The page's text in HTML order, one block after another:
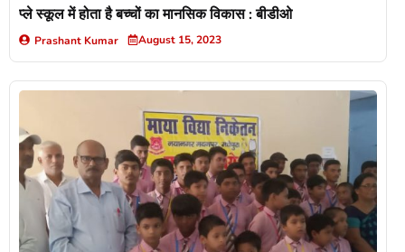
प्ले स्कूल में होता है बच्चों का मानसिक विकास : बीडीओ
Prashant Kumar August 15, 2023